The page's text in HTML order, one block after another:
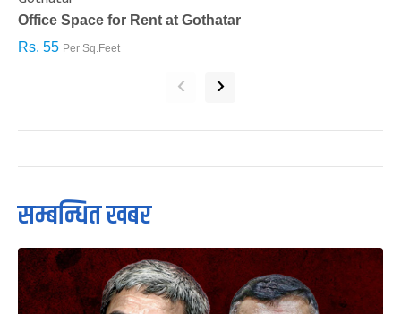
Office Space for Rent at Gothatar
Rs. 55 Per Sq.Feet
‹ ›
सम्बन्धित खबर